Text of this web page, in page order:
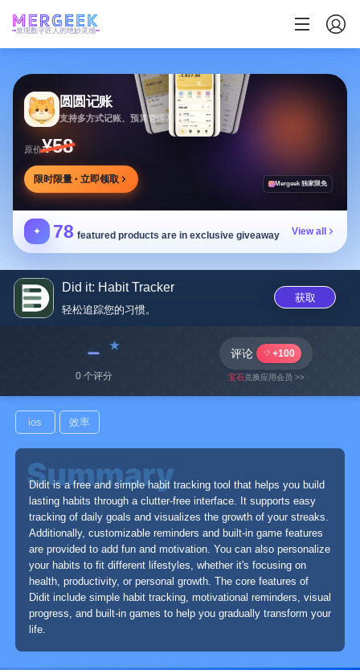
发现数字匠人的绝妙灵感
圆圆记账
支持多方式记账、预算管理及消费复盘，可本地保存
原价¥58
限时限量 · 立即领取 Mergeek 独家限免
✦ 78 featured products are in exclusive giveaway View all
Did it: Habit Tracker
轻松追踪您的习惯。
获取
﹣
0 个评分
评论 +100
宝石兑换应用会员 >>
ios 效率
Didit is a free and simple habit tracking tool that helps you build
lasting habits through a clutter-free interface. It supports easy
tracking of daily goals and visualizes the growth of your streaks.
Additionally, customizable reminders and built-in game features
are provided to add fun and motivation. You can also personalize
your habits to fit different lifestyles, whether it's focusing on
health, productivity, or personal growth. The core features of
Didit include simple habit tracking, motivational reminders, visual
progress, and built-in games to help you gradually transform your
life.